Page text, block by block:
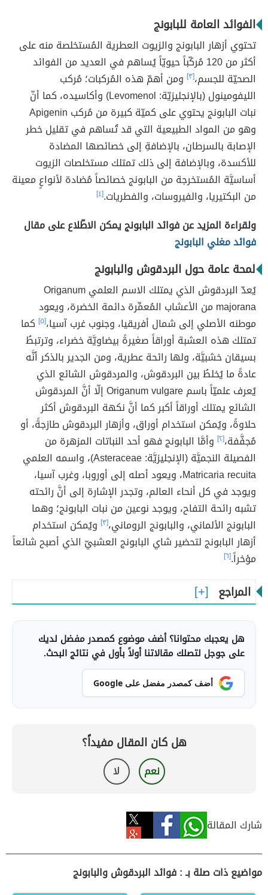
الفوائد العامة للبابونج
تحتوي أزهار البابونج والزيوت العطرية المُستخلصة منه على
أكثر من 120 مُركّباً حيويّاً يُساهم في العديد من الفوائد
الصحيّة للجسم،[٣]
ومن أهمّ هذه المُركبات؛ مُركب
الليفومينول (بالإنجليزيّة: Levomenol) وأكاسيده، كما أنّ
نبات البابونج يحتوي على كميّة كبيرة من مُركب Apigenin
وهو من المواد الطبيعية التي قد تُساهم في تقليل خطر
الإصابة بالسرطان، بالإضافةِ إلى خصائصها المضادة
للأكسدة، وبالإضافة إلى ذلك تمتلك مستخلصات الزيوت
أساسيَّة المُستخرجة من البابونج خصائصاً مُضادة لأنواعٍ معينة
من البكتيريا، والفيروسات، والفطريات.[٤]
ولقراءة المزيد عن فوائد البابونج يمكن الاطّلاع على مقال
فوائد مغلي البابونج
لمحة عامة حول البردقوش والبابونج
يُعدّ البردقوش الذي يمتلك الاسم العلمي Origanum
majorana من الأعشاب المُعمِّرة دائمة الخضرة، ويعود
موطنه الأصلي إلى شمال أفريقيا، وجنوب غرب آسيا،[٥]
كما
تمتلك هذه العشبة أوراقاً صغيرةً بيضاويَّة خضراء، وترتبطُ
بسيقان خشبيَّة، ولها رائحة عطرية، ومن الجدير بالذكر أنَّه
عادةً ما يُخلطُ بين البردقوش، والمردقوش الشائع الذي
يُعرف علميّاً باسم Origanum vulgare إلّا أنَّ المردقوش
الشائع يمتلك أوراقاً أكبر كما أنَّ نكهة البردقوش أكثر
حلاوةً، ويُمكن استخدام أوراق، وأزهار البردقوش طازجةً، أو
مُجفَّفة،[٢]
وأمَّا البابونج فهو أحد النباتات المزهرة من
الفصيلة النجميَّة (الإنجليزيَّة: Asteraceae)، واسمه العلمي
Matricaria recuita، ويعود أصله إلى أوروبا، وغرب آسيا،
ويوجد في كل أنحاء العالم، وتجدر الإشارة إلى أنَّ رائحته
تشبه رائحة التفاح، ويوجد نوعين من نبات البابونج؛ وهما
البابونج الألماني، والبابونج الروماني،[٣]
ويُمكن استخدام
أزهار البابونج لتحضير شاي البابونج العشبيّ الذي أصبح شائعاً
مؤخراً.[٦]
المراجع
هل يعجبك محتوانا؟ أضف موضوع كمصدر مفضل لديك
على جوجل لتصلك مقالاتنا أولاً بأول في نتائج البحث.
أضف كمصدر مفضل على Google
هل كان المقال مفيداً؟
نعم لا
شارك المقالة
مواضيع ذات صلة بـ : فوائد البردقوش والبابونج